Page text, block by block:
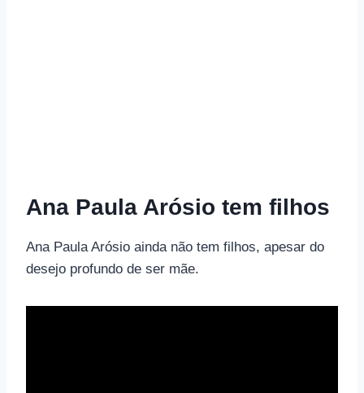
Ana Paula Arósio tem filhos
Ana Paula Arósio ainda não tem filhos, apesar do
desejo profundo de ser mãe.